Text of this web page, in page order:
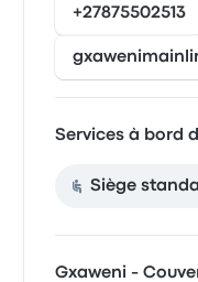
+27875502513
Services à bord
Siège
Gxaweni -